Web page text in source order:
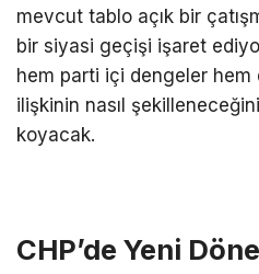
mevcut tablo açık bir
bir siyasi geçişi işaret
hem parti içi dengeler hem
ilişkinin nasıl
koyacak.
CHP’de Yeni